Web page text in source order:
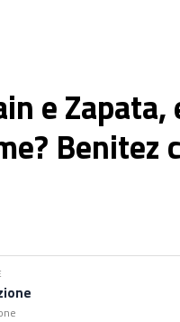
e Zapata,
Benitez